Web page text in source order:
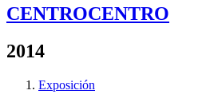
CENTROCENTRO
2014
Exposición